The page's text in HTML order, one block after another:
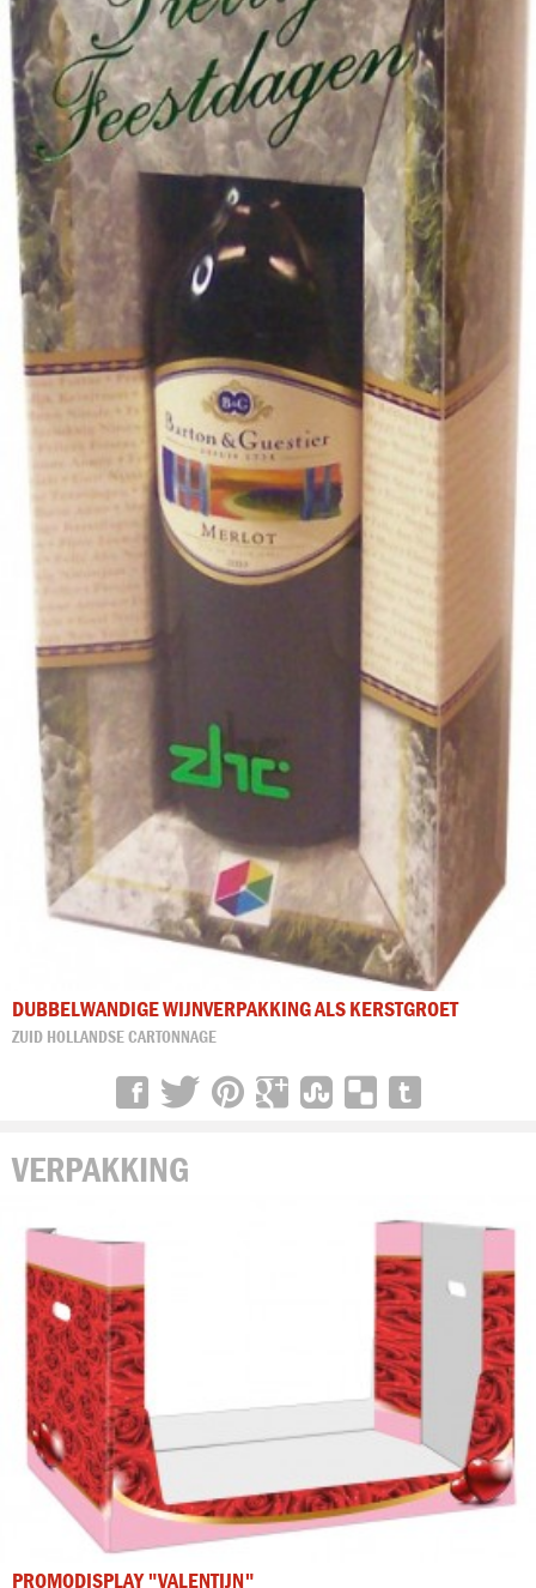
DUBBELWANDIGE WIJNVERPAKKING ALS KERSTGROET
ZUID HOLLANDSE CARTONNAGE
VERPAKKING
PROMODISPLAY "VALENTIJN"